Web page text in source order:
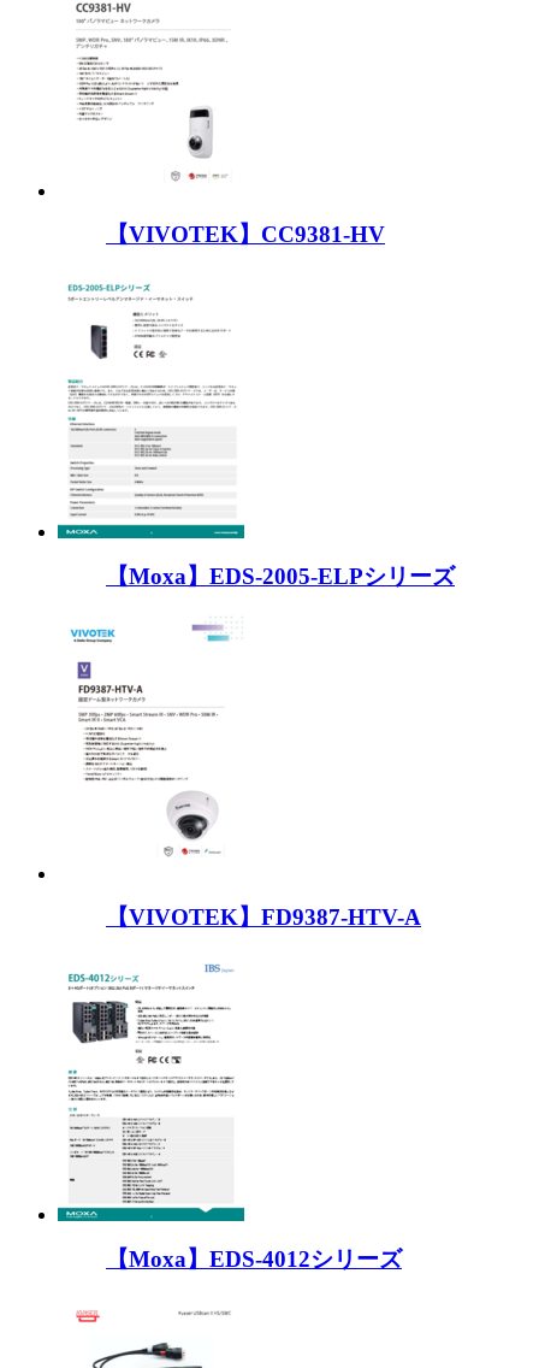
【VIVOTEK】CC9381-HV
【Moxa】EDS-2005-ELPシリーズ
【VIVOTEK】FD9387-HTV-A
【Moxa】EDS-4012シリーズ